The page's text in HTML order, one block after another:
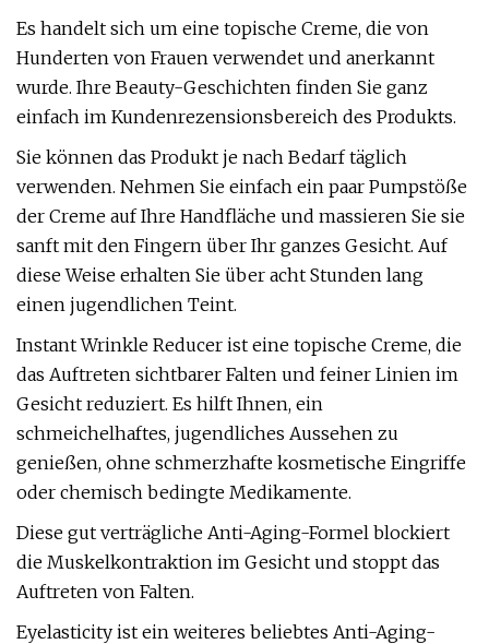
Es handelt sich um eine topische Creme, die von
Hunderten von Frauen verwendet und anerkannt
wurde. Ihre Beauty-Geschichten finden Sie ganz
einfach im Kundenrezensionsbereich des Produkts.
Sie können das Produkt je nach Bedarf täglich
verwenden. Nehmen Sie einfach ein paar Pumpstöße
der Creme auf Ihre Handfläche und massieren Sie sie
sanft mit den Fingern über Ihr ganzes Gesicht. Auf
diese Weise erhalten Sie über acht Stunden lang
einen jugendlichen Teint.
Instant Wrinkle Reducer ist eine topische Creme, die
das Auftreten sichtbarer Falten und feiner Linien im
Gesicht reduziert. Es hilft Ihnen, ein
schmeichelhaftes, jugendliches Aussehen zu
genießen, ohne schmerzhafte kosmetische Eingriffe
oder chemisch bedingte Medikamente.
Diese gut verträgliche Anti-Aging-Formel blockiert
die Muskelkontraktion im Gesicht und stoppt das
Auftreten von Falten.
Eyelasticity ist ein weiteres beliebtes Anti-Aging-